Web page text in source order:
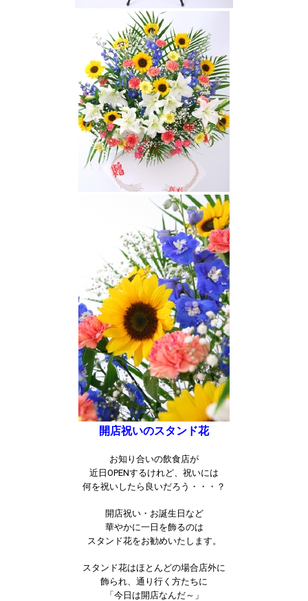
開店祝いのスタンド花
お知り合いの飲食店が
近日OPENするけれど、祝いには
何を祝いしたら良いだろう・・・？
開店祝い・お誕生日など
華やかに一日を飾るのは
スタンド花をお勧めいたします。
スタンド花はほとんどの場合店外に
飾られ、通り行く方たちに
「今日は開店なんだ～」